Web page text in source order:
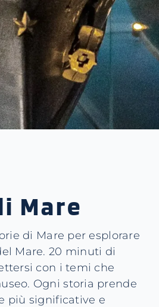
Mare
di Mare per esplorare
Mare. 20 minuti di
con i temi che
Ogni storia prende
più significative e